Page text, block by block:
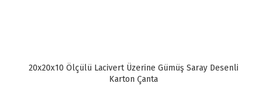
20x20x10 Ölçülü Lacivert Üzerine Gümüş Saray Desenli
Karton Çanta